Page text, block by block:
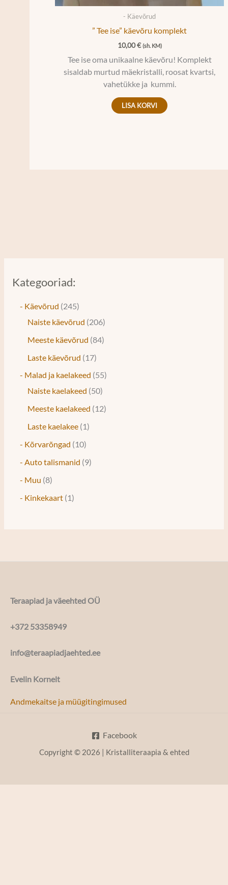
Kategooriad:
- Käevõrud 245
Naiste käevõrud 206
Meeste käevõrud 84
Laste käevõrud
17
- Malad ja kaelakeed 55
Naiste kaelakeed 50
Meeste kaelakeed
12
Laste kaelakee 1
- Kõrvarõngad
10
- Auto talismanid 9
- Muu 8
- Kinkekaart 1
- Käevõrud
” Tee ise” käevõru komplekt
10,00€ (sh. KM)
Tee ise oma unikaalne käevõru! Komplekt
sisaldab murtud mäekristalli, roosat kvartsi,
vahetükke ja kummi.
LISA KORVI
Teraapiad ja väeehted OÜ
+372 53358949
info@teraapiadjaehted.ee
Evelin Kornelt
Andmekaitse ja müügitingimused
Facebook
Copyright © 2026 | Kristalliteraapia & ehted